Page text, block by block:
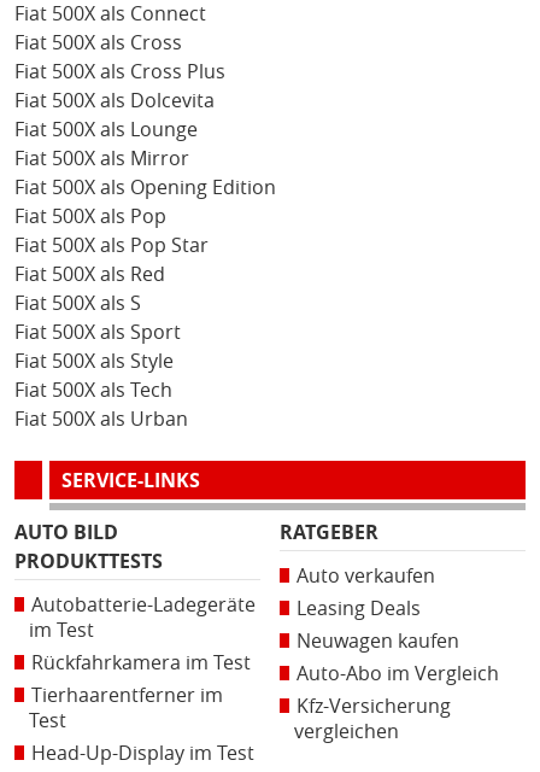
Fiat 500X als Connect
Fiat 500X als Cross
Fiat 500X als Cross Plus
Fiat 500X als Dolcevita
Fiat 500X als Lounge
Fiat 500X als Mirror
Fiat 500X als Opening Edition
Fiat 500X als Pop
Fiat 500X als Pop Star
Fiat 500X als Red
Fiat 500X als S
Fiat 500X als Sport
Fiat 500X als Style
Fiat 500X als Tech
Fiat 500X als Urban
SERVICE-LINKS
AUTO BILD
PRODUKTTESTS
Autobatterie-Ladegeräte
im Test
Rückfahrkamera im Test
Tierhaarentferner im
Test
Head-Up-Display im Test
RATGEBER
Auto verkaufen
Leasing Deals
Neuwagen kaufen
Auto-Abo im Vergleich
Kfz-Versicherung
vergleichen